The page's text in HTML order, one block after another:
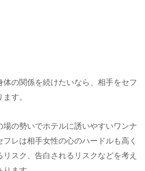
体の関係を続けたいなら、相手をセフ
す。
場の勢いでホテルに誘いやすいワンナ
レは相手女性の心のハードルも高く
スク、告白されるリスクなどを考え